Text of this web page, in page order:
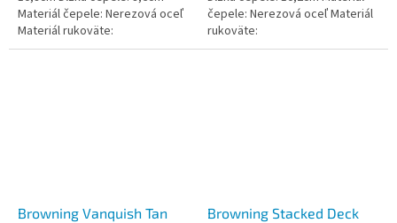
Materiál čepele: Nerezová oceľ
Materiál rukoväte:
čepele: Nerezová oceľ Materiál
rukoväte:
Browning Vanquish Tan
Browning Stacked Deck